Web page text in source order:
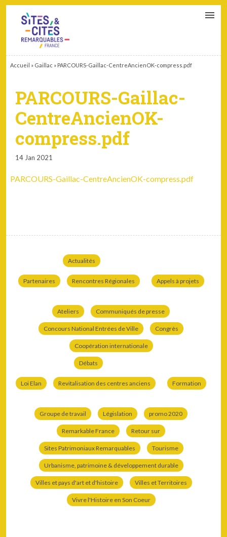
Accueil » Gaillac » PARCOURS-Gaillac-CentreAncienOK-compress.pdf
PARCOURS-Gaillac-
CentreAncienOK-
compress.pdf
14 Jan 2021
PARCOURS-Gaillac-CentreAncienOK-compress.pdf
Actualités
Partenaires Rencontres Régionales Appels à projets
Ateliers Communiqués de presse
Concours National Entrées de Ville Congrès
Coopération internationale
Débats
Loi Elan Revitalisation des centres anciens Formation
Groupe de travail Législation promo 2020
Remarkable France Retour sur
Sites Patrimoniaux Remarquables Tourisme
Urbanisme, patrimoine & développement durable
Villes et pays d'art et d'histoire Villes et Territoires
Vivre l'Histoire en Son Coeur